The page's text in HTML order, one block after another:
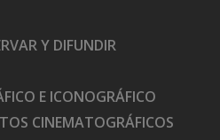
Y DIFUNDIR
E ICONOGRÁFICO
CINEMATOGRÁFICOS